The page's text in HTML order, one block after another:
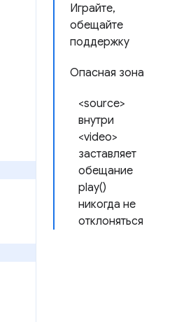
Играйте,
обещайте
поддержку
Опасная зона
<source>
внутри
<video>
заставляет
обещание
play()
никогда не
отклоняться